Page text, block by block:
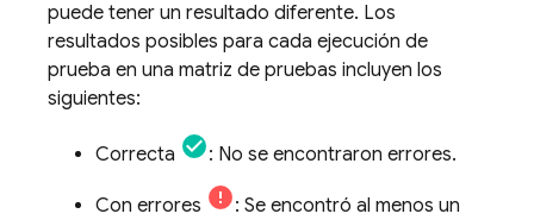
puede tener un resultado diferente. Los
resultados posibles para cada ejecución de
prueba en una matriz de pruebas incluyen los
siguientes:
Correcta : No se encontraron errores.
Con errores : Se encontró al menos un